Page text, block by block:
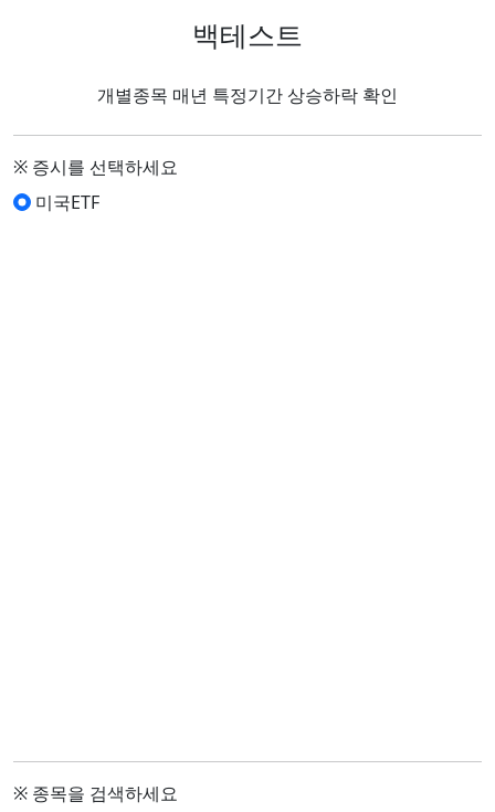
백테스트
개별종목 매년 특정기간 상승하락 확인
※ 증시를 선택하세요
미국ETF
※ 종목을 검색하세요